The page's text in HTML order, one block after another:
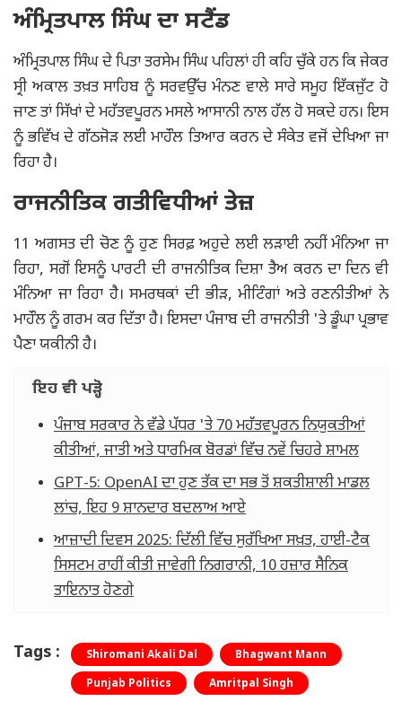
ਅੰਮ੍ਰਿਤਪਾਲ ਸਿੰਘ ਦਾ ਸਟੈਂਡ
ਅੰਮ੍ਰਿਤਪਾਲ ਸਿੰਘ ਦੇ ਪਿਤਾ ਤਰਸੇਮ ਸਿੰਘ ਪਹਿਲਾਂ ਹੀ ਕਹਿ ਚੁੱਕੇ ਹਨ ਕਿ ਜੇਕਰ
ਸ੍ਰੀ ਅਕਾਲ ਤਖ਼ਤ ਸਾਹਿਬ ਨੂੰ ਸਰਵਉੱਚ ਮੰਨਣ ਵਾਲੇ ਸਾਰੇ ਸਮੂਹ ਇੱਕਜੁੱਟ ਹੋ
ਜਾਣ ਤਾਂ ਸਿੱਖਾਂ ਦੇ ਮਹੱਤਵਪੂਰਨ ਮਸਲੇ ਆਸਾਨੀ ਨਾਲ ਹੱਲ ਹੋ ਸਕਦੇ ਹਨ। ਇਸ
ਨੂੰ ਭਵਿੱਖ ਦੇ ਗੱਠਜੋੜ ਲਈ ਮਾਹੌਲ ਤਿਆਰ ਕਰਨ ਦੇ ਸੰਕੇਤ ਵਜੋਂ ਦੇਖਿਆ ਜਾ
ਰਿਹਾ ਹੈ।
ਰਾਜਨੀਤਿਕ ਗਤੀਵਿਧੀਆਂ ਤੇਜ਼
11 ਅਗਸਤ ਦੀ ਚੋਣ ਨੂੰ ਹੁਣ ਸਿਰਫ਼ ਅਹੁਦੇ ਲਈ ਲੜਾਈ ਨਹੀਂ ਮੰਨਿਆ ਜਾ
ਰਿਹਾ, ਸਗੋਂ ਇਸਨੂੰ ਪਾਰਟੀ ਦੀ ਰਾਜਨੀਤਿਕ ਦਿਸ਼ਾ ਤੈਅ ਕਰਨ ਦਾ ਦਿਨ ਵੀ
ਮੰਨਿਆ ਜਾ ਰਿਹਾ ਹੈ। ਸਮਰਥਕਾਂ ਦੀ ਭੀੜ, ਮੀਟਿੰਗਾਂ ਅਤੇ ਰਣਨੀਤੀਆਂ ਨੇ
ਮਾਹੌਲ ਨੂੰ ਗਰਮ ਕਰ ਦਿੱਤਾ ਹੈ। ਇਸਦਾ ਪੰਜਾਬ ਦੀ ਰਾਜਨੀਤੀ 'ਤੇ ਡੂੰਘਾ ਪ੍ਰਭਾਵ
ਪੈਣਾ ਯਕੀਨੀ ਹੈ।
ਇਹ ਵੀ ਪੜ੍ਹੋ
ਪੰਜਾਬ ਸਰਕਾਰ ਨੇ ਵੱਡੇ ਪੱਧਰ 'ਤੇ 70 ਮਹੱਤਵਪੂਰਨ ਨਿਯੁਕਤੀਆਂ
ਕੀਤੀਆਂ, ਜਾਤੀ ਅਤੇ ਧਾਰਮਿਕ ਬੋਰਡਾਂ ਵਿੱਚ ਨਵੇਂ ਚਿਹਰੇ ਸ਼ਾਮਲ
GPT-5: OpenAI ਦਾ ਹੁਣ ਤੱਕ ਦਾ ਸਭ ਤੋਂ ਸ਼ਕਤੀਸ਼ਾਲੀ ਮਾਡਲ
ਲਾਂਚ, ਇਹ 9 ਸ਼ਾਨਦਾਰ ਬਦਲਾਅ ਆਏ
ਆਜ਼ਾਦੀ ਦਿਵਸ 2025: ਦਿੱਲੀ ਵਿੱਚ ਸੁਰੱਖਿਆ ਸਖ਼ਤ, ਹਾਈ-ਟੈਕ
ਸਿਸਟਮ ਰਾਹੀਂ ਕੀਤੀ ਜਾਵੇਗੀ ਨਿਗਰਾਨੀ, 10 ਹਜ਼ਾਰ ਸੈਨਿਕ
ਤਾਇਨਾਤ ਹੋਣਗੇ
Tags : Shiromani Akali Dal
Bhagwant Mann
Punjab Politics
Amritpal Singh